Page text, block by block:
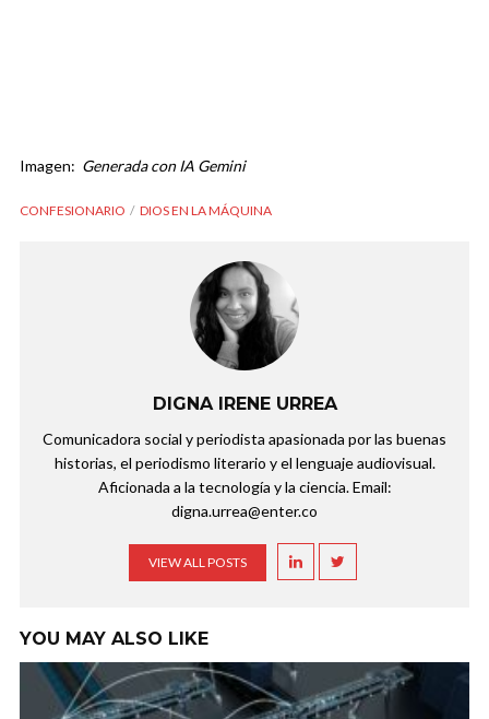
Imagen: Generada con IA Gemini
CONFESIONARIO DIOS EN LA MÁQUINA
DIGNA IRENE URREA
Comunicadora social y periodista apasionada por las buenas
historias, el periodismo literario y el lenguaje audiovisual.
Aficionada a la tecnología y la ciencia. Email:
digna.urrea@enter.co
VIEW ALL POSTS
YOU MAY ALSO LIKE